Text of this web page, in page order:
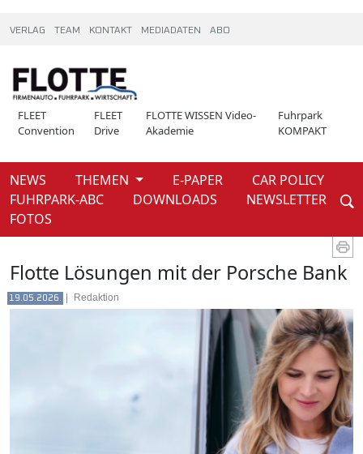
VERLAG TEAM KONTAKT MEDIADATEN ABO
FLEET
Convention
FLEET
Drive
FLOTTE WISSEN Video-
Akademie
Fuhrpark
KOMPAKT
NEWS THEMEN E-PAPER
CAR POLICY
FUHRPARK-ABC
DOWNLOADS
NEWSLETTER
FOTOS
Weiter
News
Flotte Lösungen mit der Porsche Bank
19.05.2026. Redaktion